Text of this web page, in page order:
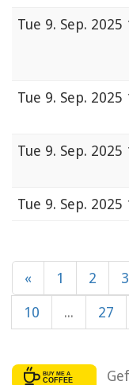
Tue 9. Sep. 2025
Tue 9. Sep. 2025
Tue 9. Sep. 2025
Tue 9. Sep. 2025
« 1 2 3
10 ... 27